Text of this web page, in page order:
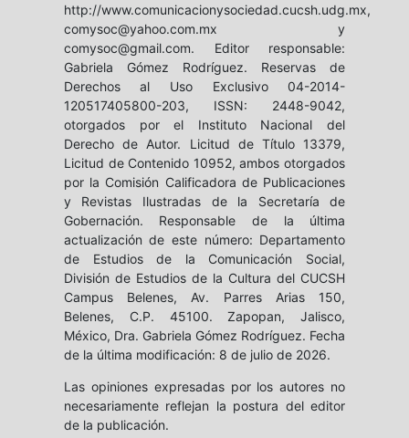
http://www.comunicacionysociedad.cucsh.udg.mx,
comysoc@yahoo.com.mx y
comysoc@gmail.com. Editor responsable:
Gabriela Gómez Rodríguez. Reservas de
Derechos al Uso Exclusivo 04-2014-
120517405800-203, ISSN: 2448-9042,
otorgados por el Instituto Nacional del
Derecho de Autor. Licitud de Título 13379,
Licitud de Contenido 10952, ambos otorgados
por la Comisión Calificadora de Publicaciones
y Revistas Ilustradas de la Secretaría de
Gobernación. Responsable de la última
actualización de este número: Departamento
de Estudios de la Comunicación Social,
División de Estudios de la Cultura del CUCSH
Campus Belenes, Av. Parres Arias 150,
Belenes, C.P. 45100. Zapopan, Jalisco,
México, Dra. Gabriela Gómez Rodríguez. Fecha
de la última modificación: 8 de julio de 2026.
Las opiniones expresadas por los autores no
necesariamente reflejan la postura del editor
de la publicación.